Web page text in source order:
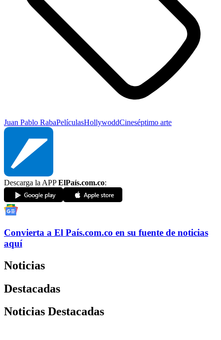
Juan Pablo RabaPelículasHollywoddCineséptimo arte
Descarga la APPElPaís.com.co:
Convierta a El País.com.co en su fuente de noticias
aquí
Noticias
Destacadas
Noticias Destacadas